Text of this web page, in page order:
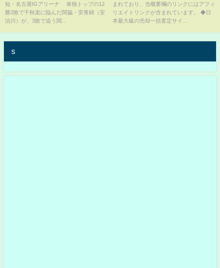
の大関復帰を決めた場所でW快挙
(ABEMA TIMES)
知・名古屋IGアリーナ 単独トップの12
勝2敗で千秋楽に臨んだ関脇・安青錦（安
治川）が、3敗で追う関...
編】：（アニメ動画）第181回
まれており、当概要欄のリンクにはアフィ
リエイトリンクが含まれています。 ◆日
本最大級の売却一括査定サイ...
s